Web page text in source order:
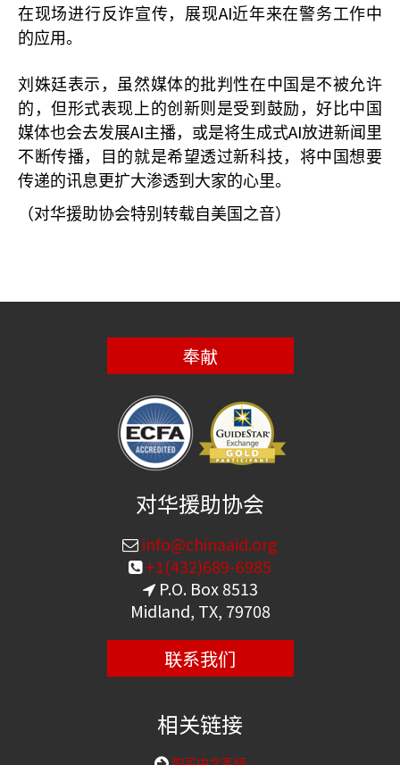
在现场进行反诈宣传，展现AI近年来在警务工作中
的应用。
刘姝廷表示，虽然媒体的批判性在中国是不被允许
的，但形式表现上的创新则是受到鼓励，好比中国
媒体也会去发展AI主播，或是将生成式AI放进新闻里
不断传播，目的就是希望透过新科技，将中国想要
传递的讯息更扩大渗透到大家的心里。
（对华援助协会特别转载自美国之音）
奉献
对华援助协会
info@chinaaid.org
+1(432)689-6985
P.O. Box 8513
Midland, TX, 79708
联系我们
相关链接